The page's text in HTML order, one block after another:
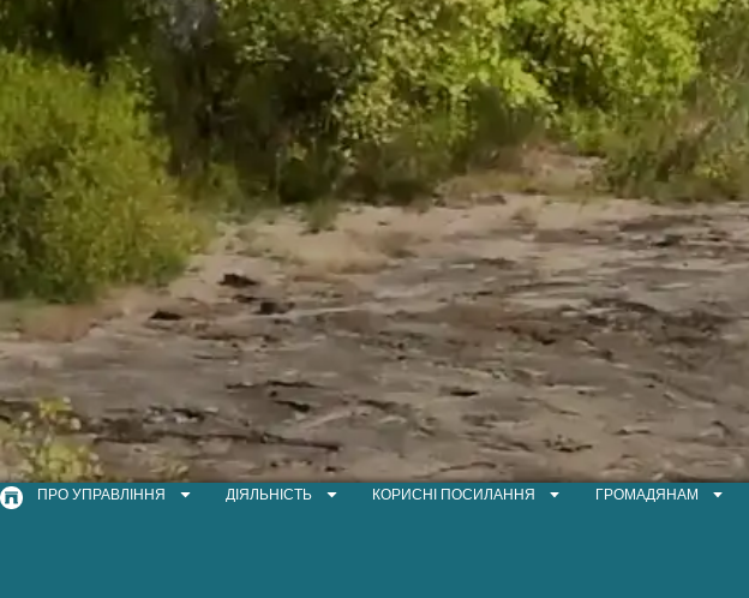
ПРО УПРАВЛІННЯ ДІЯЛЬНІСТЬ КОРИСНІ ПОСИЛАННЯ ГРОМАДЯНАМ